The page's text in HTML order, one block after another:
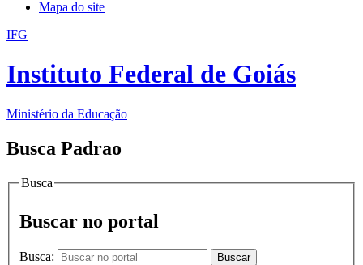
Mapa do site
IFG
Instituto Federal de Goiás
Ministério da Educação
Busca Padrao
Busca
Buscar no portal
Busca: Buscar